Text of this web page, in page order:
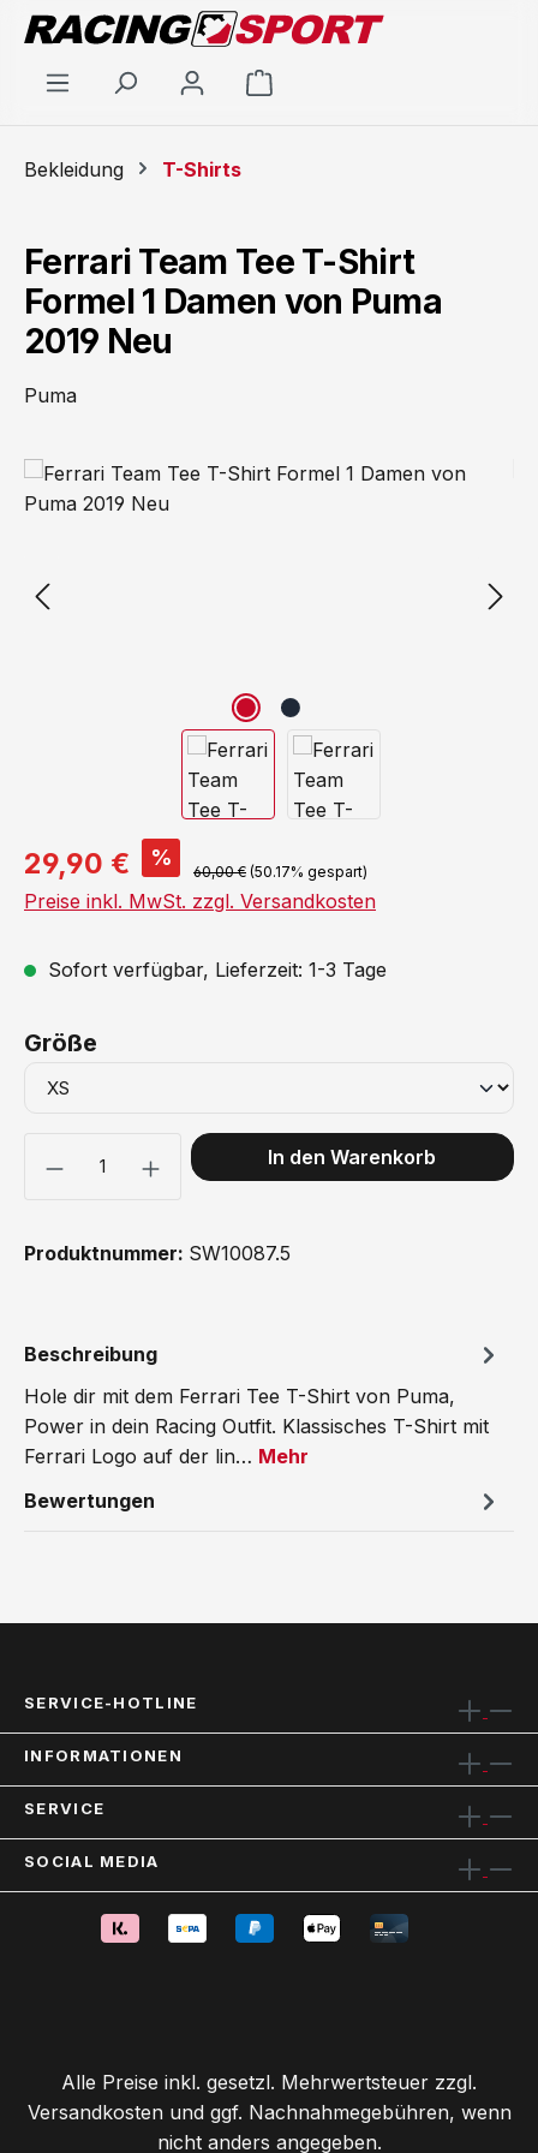
Zum Hauptinhalt springen
Warenkorb enthält 0
Bekleidung T-Shirts
Ferrari Team Tee T-Shirt
Formel 1 Damen von Puma
2019 Neu
Puma
Bildergalerie überspringen
29,90 € %
60,00 € (50.17% gespart)
Preise inkl. MwSt. zzgl. Versandkosten
Sofort verfügbar, Lieferzeit: 1-3 Tage
Größe
Produkt Anzahl: Gib den gewünschten Wert ein oder
In den Warenkorb
Produktnummer: SW10087.5
Beschreibung
Hole dir mit dem Ferrari Tee T-Shirt von Puma,
Power in dein Racing Outfit. Klassisches T-Shirt mit
Ferrari Logo auf der lin… Mehr
Bewertungen
SERVICE-HOTLINE
INFORMATIONEN
SERVICE
SOCIAL MEDIA
Alle Preise inkl. gesetzl. Mehrwertsteuer zzgl.
Versandkostenund ggf. Nachnahmegebühren, wenn
nicht anders angegeben.